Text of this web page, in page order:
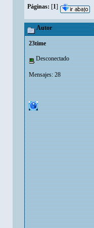
Páginas: [1]
Autor
23time
Desconectado
Mensajes: 28